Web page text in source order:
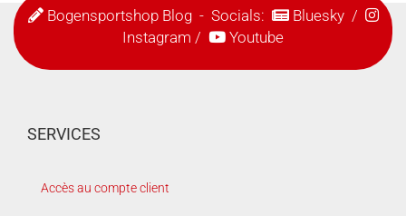
Bogensportshop Blog- Socials: Bluesky/
Instagram / Youtube
SERVICES
Accès au compte client